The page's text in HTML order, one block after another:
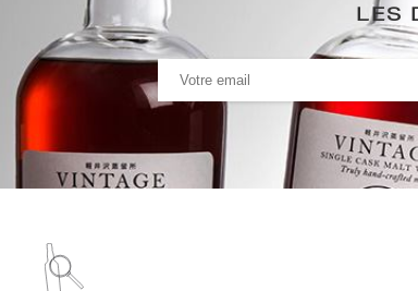
DE LA COTE
LES